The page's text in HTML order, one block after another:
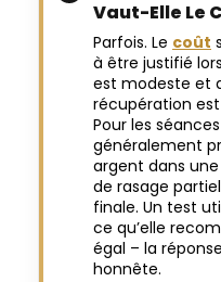
Vaut-Elle Le
Parfois. Le coût
à être justifié
est modeste et
récupération
Pour les
généralement
argent dans
de rasage
finale. Un test
ce qu’elle
égal – la
honnête.